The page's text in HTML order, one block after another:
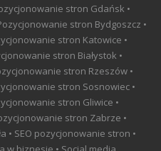
stron Gdańsk •
stron Bydgoszcz •
stron Katowice •
stron Białystok •
stron Rzeszów •
stron Sosnowiec •
stron Gliwice •
stron Zabrze •
• SEO pozycjonowanie stron •